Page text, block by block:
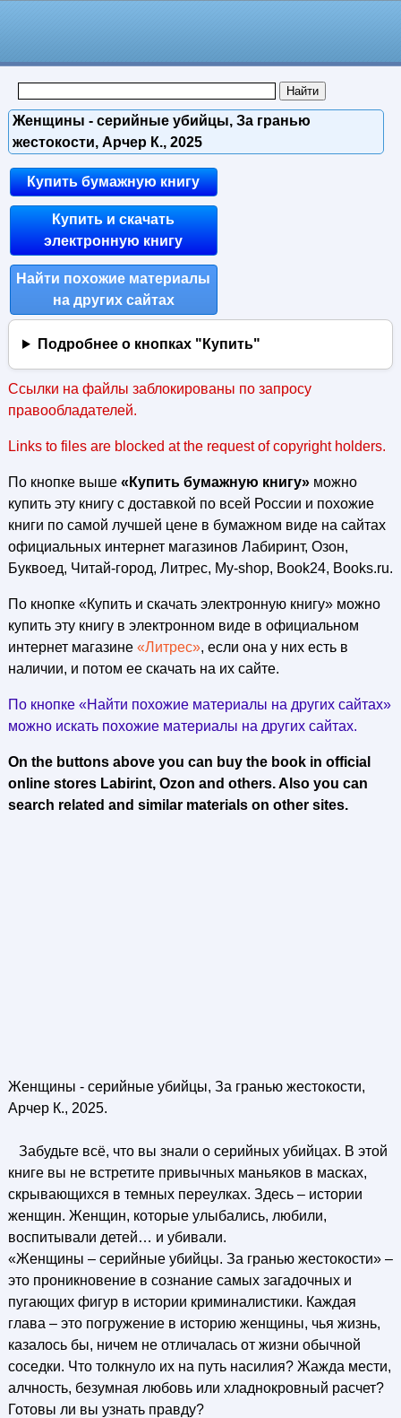
Женщины - серийные убийцы, За гранью
жестокости, Арчер К., 2025
Купить бумажную книгу
Купить и скачать
электронную книгу
Найти похожие материалы
на других сайтах
Подробнее о кнопках "Купить"
Ссылки на файлы заблокированы по запросу
правообладателей.
Links to files are blocked at the request of copyright holders.
По кнопке выше «Купить бумажную книгу»можно
купить эту книгу с доставкой по всей России и похожие
книги по самой лучшей цене в бумажном виде на сайтах
официальных интернет магазинов Лабиринт, Озон,
Буквоед, Читай-город, Литрес, My-shop, Book24, Books.ru.
По кнопке «Купить и скачать электронную книгу» можно
купить эту книгу в электронном виде в официальном
интернет магазине «Литрес», если она у них есть в
наличии, и потом ее скачать на их сайте.
По кнопке «Найти похожие материалы на других сайтах»
можно искать похожие материалы на других сайтах.
On the buttons above you can buy the book in official
online stores Labirint, Ozon and others. Also you can
search related and similar materials on other sites.
Женщины - серийные убийцы, За гранью жестокости,
Арчер К., 2025.
Забудьте всё, что вы знали о серийных убийцах. В этой
книге вы не встретите привычных маньяков в масках,
скрывающихся в темных переулках. Здесь – истории
женщин. Женщин, которые улыбались, любили,
воспитывали детей… и убивали.
«Женщины – серийные убийцы. За гранью жестокости» –
это проникновение в сознание самых загадочных и
пугающих фигур в истории криминалистики. Каждая
глава – это погружение в историю женщины, чья жизнь,
казалось бы, ничем не отличалась от жизни обычной
соседки. Что толкнуло их на путь насилия? Жажда мести,
алчность, безумная любовь или хладнокровный расчет?
Готовы ли вы узнать правду?